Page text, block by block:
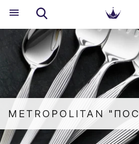
METROPOLITAN